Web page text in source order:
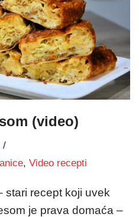
(video)
, Video recepti
stari recept koji uvek
je prava domaća –